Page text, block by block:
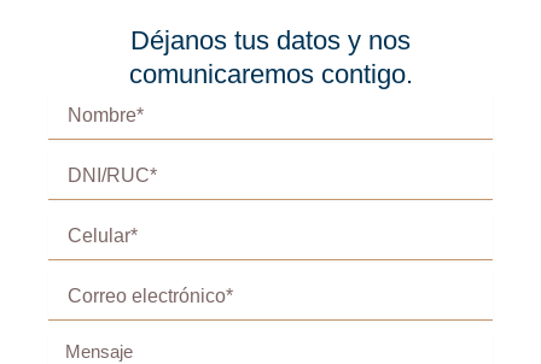
a
p
p
Somos Groupmen una empresa Peruana
de infraestructuras, equipos e instalaciones de
Industrias, Retail, Colegios, Hospitales y
y equipos según la necesidad de nuestros
clientes.
Déjanos tus datos y nos
comunicaremos contigo.
electrónico*
Mensaje